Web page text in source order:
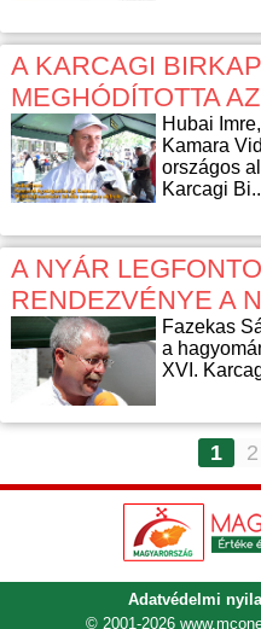
A KARCAGI
MEGHÓDÍTOTTA
Hubai
Kamara
országos
Karcagi
A NYÁR
RENDEZVÉNYE A
Fazekas
a
XVI.
1 2
Adatvédelmi
© 2001-2026